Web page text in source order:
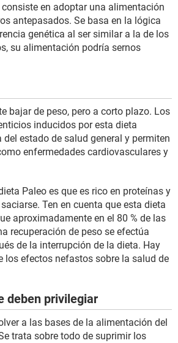
en adoptar una alimentación
antepasados. Se basa en la lógica
genética al ser similar a la de los
su alimentación podría sernos
bajar de peso, pero a corto plazo. Los
inducidos por esta dieta
del estado de salud general y permiten
enfermedades cardiovasculares y
Paleo es que es rico en proteínas y
Ten en cuenta que esta dieta
aproximadamente en el 80 % de las
recuperación de peso se efectúa
de la interrupción de la dieta. Hay
los efectos nefastos sobre la salud de
deben privilegiar
a las bases de la alimentación del
trata sobre todo de suprimir los